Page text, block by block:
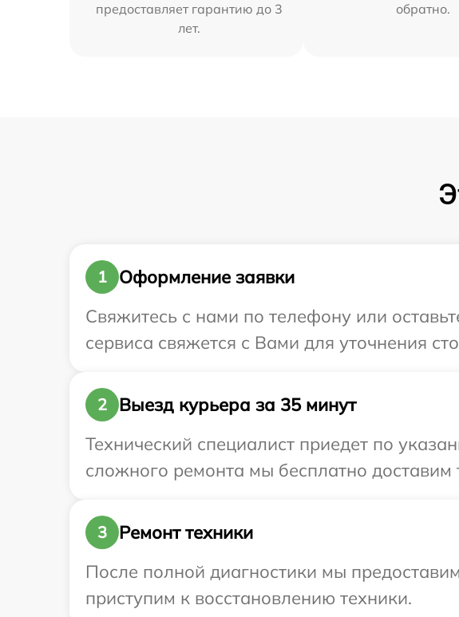
предоставляет гарантию до 3
лет.
обратно.
1
Оформление заявки
Свяжитесь с нами по телефону или
сервиса свяжется с Вами для уточнения
2
Выезд курьера за 35 минут
Технический специалист приедет по
сложного ремонта мы бесплатно доставим
3
Ремонт техники
После полной диагностики мы
приступим к восстановлению техники.